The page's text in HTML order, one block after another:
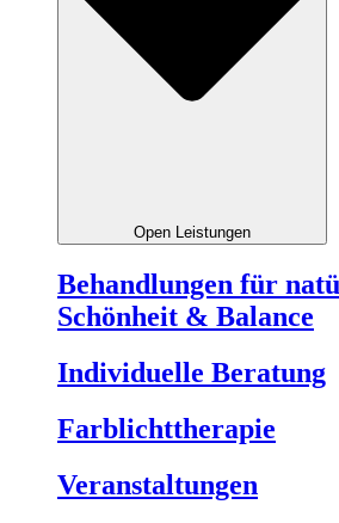
Open Leistungen
Behandlungen für
Schönheit & Balance
Individuelle Beratung
Farblichttherapie
Veranstaltungen